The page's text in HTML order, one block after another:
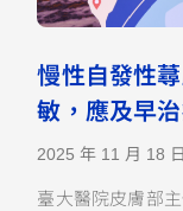
慢性自發性
敏，應及早
2025 年 11 月 18 日
臺大醫院皮膚部